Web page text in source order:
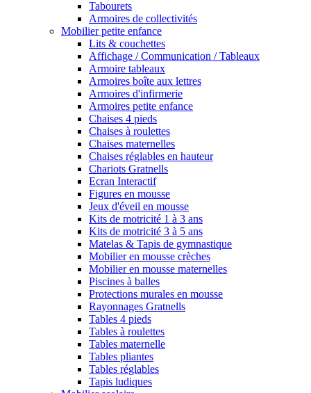
Tabourets
Armoires de collectivités
Mobilier petite enfance
Lits & couchettes
Affichage / Communication / Tableaux
Armoire tableaux
Armoires boîte aux lettres
Armoires d'infirmerie
Armoires petite enfance
Chaises 4 pieds
Chaises à roulettes
Chaises maternelles
Chaises réglables en hauteur
Chariots Gratnells
Ecran Interactif
Figures en mousse
Jeux d'éveil en mousse
Kits de motricité 1 à 3 ans
Kits de motricité 3 à 5 ans
Matelas & Tapis de gymnastique
Mobilier en mousse crèches
Mobilier en mousse maternelles
Piscines à balles
Protections murales en mousse
Rayonnages Gratnells
Tables 4 pieds
Tables à roulettes
Tables maternelle
Tables pliantes
Tables réglables
Tapis ludiques